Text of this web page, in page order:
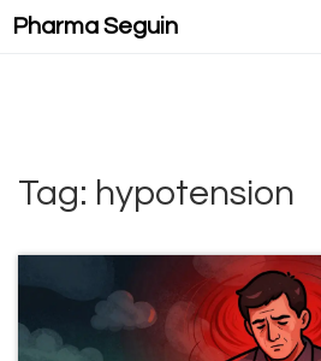
Pharma Seguin
Tag: hypotension